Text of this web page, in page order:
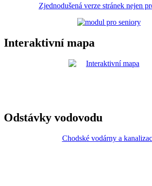
Zjednodušená verze stránek nejen
Interaktivní mapa
Odstávky vodovodu
Chodské vodárny a